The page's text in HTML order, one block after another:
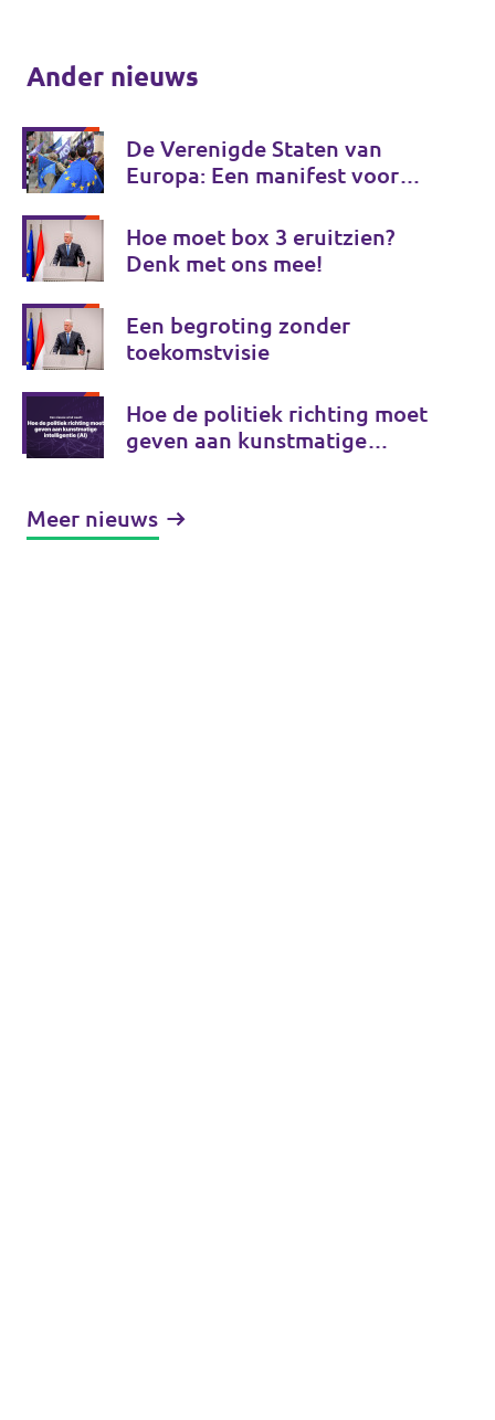
Ander nieuws
De Verenigde Staten van
Europa: Een manifest voor
Hoe moet box 3 eruitzien?
Denk met ons mee!
Een begroting zonder
toekomstvisie
Hoe de politiek richting moet
geven aan kunstmatige
Meer nieuws